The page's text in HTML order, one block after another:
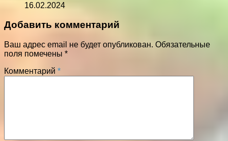
16.02.2024
Добавить комментарий
Ваш адрес email не будет опубликован. Обязательные
поля помечены *
Комментарий *